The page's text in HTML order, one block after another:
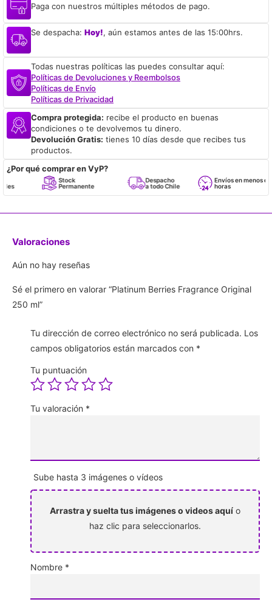
Paga con nuestros múltiples métodos de pago.
Se despacha: Hoy!, aún estamos antes de las 15:00hrs.
Todas nuestras políticas las puedes consultar aquí:
Políticas de Devoluciones y Reembolsos
Políticas de Envío
Políticas de Privacidad
Compra protegida: recibe el producto en buenas
condiciones o te devolvemos tu dinero.
Devolución Gratis: tienes 10 días desde que recibes tus
productos.
¿Por qué comprar en VyP?
Stock
Permanente
Despacho
a todo Chile
Envíos en menos de 24
horas
Valoraciones
Aún no hay reseñas
Sé el primero en valorar “Platinum Berries Fragrance Original
250 ml”
Tu dirección de correo electrónico no será publicada. Los
campos obligatorios están marcados con *
Tu puntuación
Tu valoración *
Sube hasta 3 imágenes o vídeos
Arrastra y suelta tus imágenes o videos aquí o
haz clic para seleccionarlos.
Nombre *